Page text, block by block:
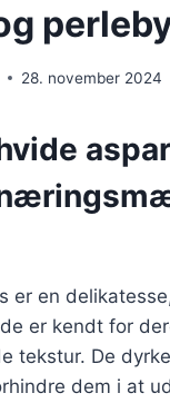
28. november 2024
er en
er kendt for
tekstur. De
dem i at